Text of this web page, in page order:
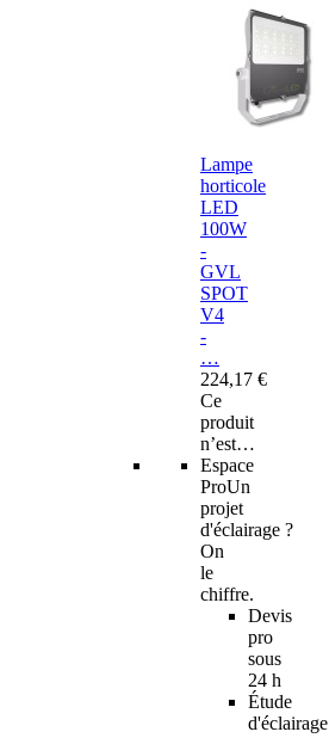
Lampe
horticole
LED
100W
-
GVL
SPOT
V4
-
…
224,17 €
Ce
produit
n’est…
Espace
ProUn
projet
d'éclairage ?
On
le
chiffre.
Devis
pro
sous
24 h
Étude
d'éclairage